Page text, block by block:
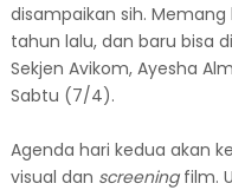
disampaikan sih.
tahun lalu, dan baru bisa
Sekjen Avikom, Ayesha
Sabtu (7/4).
Agenda hari kedua akan
visual dan screeningfilm.